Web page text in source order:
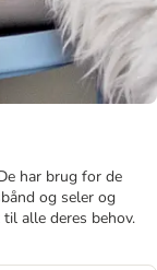
har brug for de
og seler og
alle deres behov.